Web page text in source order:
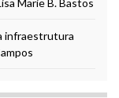
Marie B. Bastos
infraestrutura